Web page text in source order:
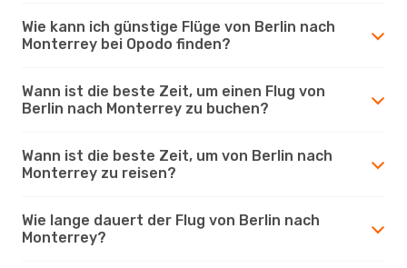
Wie kann ich günstige Flüge von Berlin nach
Monterrey bei Opodo finden?
Wann ist die beste Zeit, um einen Flug von
Berlin nach Monterrey zu buchen?
Wann ist die beste Zeit, um von Berlin nach
Monterrey zu reisen?
Wie lange dauert der Flug von Berlin nach
Monterrey?